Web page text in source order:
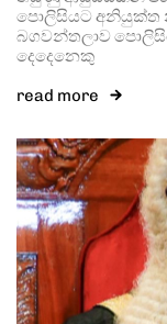
පොලිසියට අනියුක්ත
බගවන්තලාව
දෙදෙනෙකු
read more